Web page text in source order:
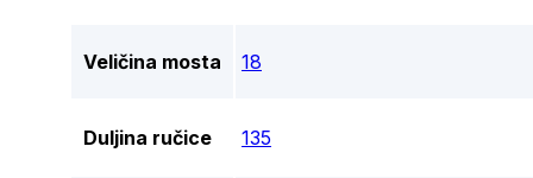
Veličina mosta 18
Duljina ručice 135